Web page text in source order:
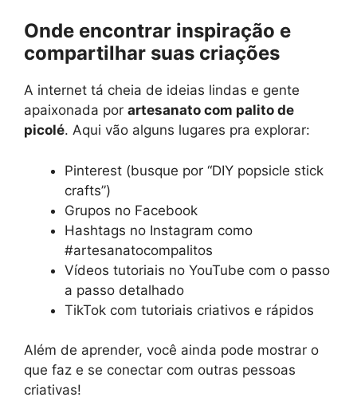
Onde encontrar inspiração e
compartilhar suas criações
A internet tá cheia de ideias lindas e gente
apaixonada por artesanato com palito de
picolé. Aqui vão alguns lugares pra explorar:
Pinterest (busque por “DIY popsicle stick
crafts”)
Grupos no Facebook
Hashtags no Instagram como
#artesanatocompalitos
Vídeos tutoriais no YouTube com o passo
a passo detalhado
TikTok com tutoriais criativos e rápidos
Além de aprender, você ainda pode mostrar o
que faz e se conectar com outras pessoas
criativas!